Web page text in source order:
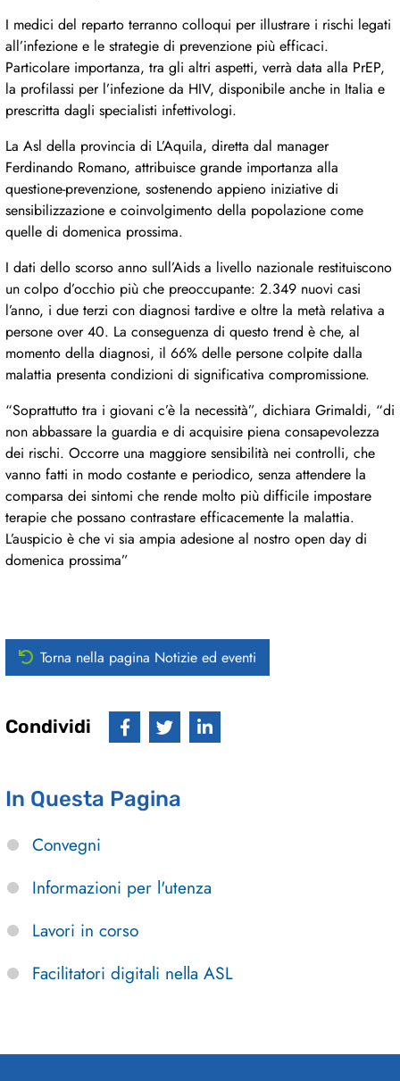
I medici del reparto terranno colloqui per illustrare i rischi legati
all’infezione e le strategie di prevenzione più efficaci.
Particolare importanza, tra gli altri aspetti, verrà data alla PrEP,
la profilassi per l’infezione da HIV, disponibile anche in Italia e
prescritta dagli specialisti infettivologi.
La Asl della provincia di L’Aquila, diretta dal manager
Ferdinando Romano, attribuisce grande importanza alla
questione-prevenzione, sostenendo appieno iniziative di
sensibilizzazione e coinvolgimento della popolazione come
quelle di domenica prossima.
I dati dello scorso anno sull’Aids a livello nazionale restituiscono
un colpo d’occhio più che preoccupante: 2.349 nuovi casi
l’anno, i due terzi con diagnosi tardive e oltre la metà relativa a
persone over 40. La conseguenza di questo trend è che, al
momento della diagnosi, il 66% delle persone colpite dalla
malattia presenta condizioni di significativa compromissione.
“Soprattutto tra i giovani c’è la necessità”, dichiara Grimaldi, “di
non abbassare la guardia e di acquisire piena consapevolezza
dei rischi. Occorre una maggiore sensibilità nei controlli, che
vanno fatti in modo costante e periodico, senza attendere la
comparsa dei sintomi che rende molto più difficile impostare
terapie che possano contrastare efficacemente la malattia.
L’auspicio è che vi sia ampia adesione al nostro open day di
domenica prossima”
Torna nella pagina Notizie ed eventi
Condividi
In Questa Pagina
Convegni
Informazioni per l'utenza
Lavori in corso
Facilitatori digitali nella ASL